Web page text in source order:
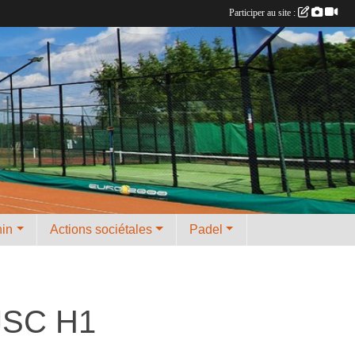
Actions sociétales Padel
H1
Participer au site :